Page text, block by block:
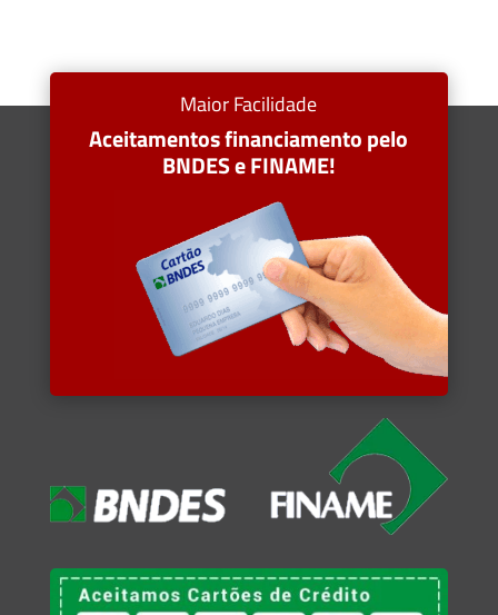
Maior Facilidade
Aceitamentos financiamento pelo
BNDES e FINAME!